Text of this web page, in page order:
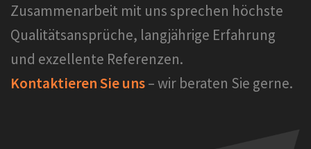
Zusammenarbeit mit uns sprechen höchste
Qualitätsansprüche, langjährige Erfahrung
und exzellente Referenzen.
Kontaktieren Sie uns– wir beraten Sie gerne.